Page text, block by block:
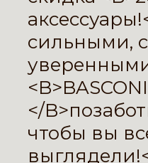
сильными,
<B>BASCONI
</
чтобы вы